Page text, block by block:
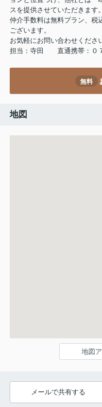
スを提供させていただきます。
仲介手数料は無料プラン、税
ございます。
お気軽にお問い合わせくださ
担当：寺田 直通携帯：０７
無料
地図
地図
メールで共有する